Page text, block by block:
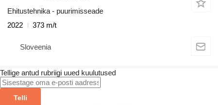
Ehitustehnika - puurimisseade
2022
373 m/t
Sloveenia
Tellige antud rubriigi uued kuulutused
Telli